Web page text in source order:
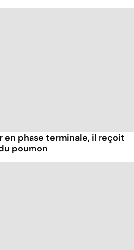
en phase terminale, il reçoit
poumon